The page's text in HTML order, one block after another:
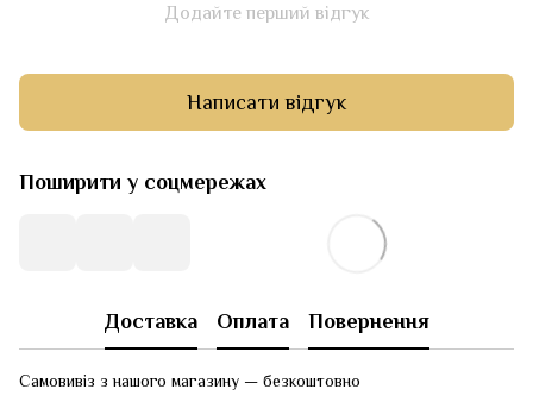
Додайте перший відгук
Написати відгук
Поширити у соцмережах
Доставка Оплата Повернення
Самовивіз з нашого магазину — безкоштовно